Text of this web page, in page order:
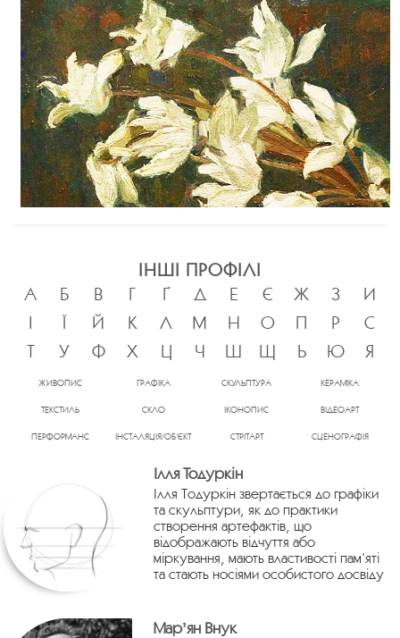
ІНШІ ПРОФІЛІ
А
Б В Г Ґ Д Е Є Ж З
И
І
Ї Й К Л М Н О П Р
С
Т
У Ф Х Ц Ч Ш Щ Ь Ю Я
ЖИВОПИС ГРАФІКА СКУЛЬПТУРА КЕРАМІКА
ТЕКСТИЛЬ СКЛО ІКОНОПИС ВІДЕОАРТ
ПЕРФОРМАНС ІНСТАЛЯЦІЯ/ОБ’ЄКТ СТРІТАРТ СЦЕНОГРАФІЯ
Ілля Тодуркін
Ілля Тодуркін звертається до графіки
та скульптури, як до практики
створення артефактів, що
відображають відчуття або
міркування, мають властивості пам’яті
та стають носіями особистого досвіду
Марʼян Внук